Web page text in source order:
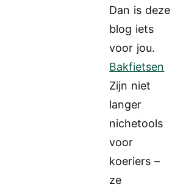
Dan is deze
blog iets
voor jou.
Bakfietsen
Zijn niet
langer
nichetools
voor
koeriers –
ze